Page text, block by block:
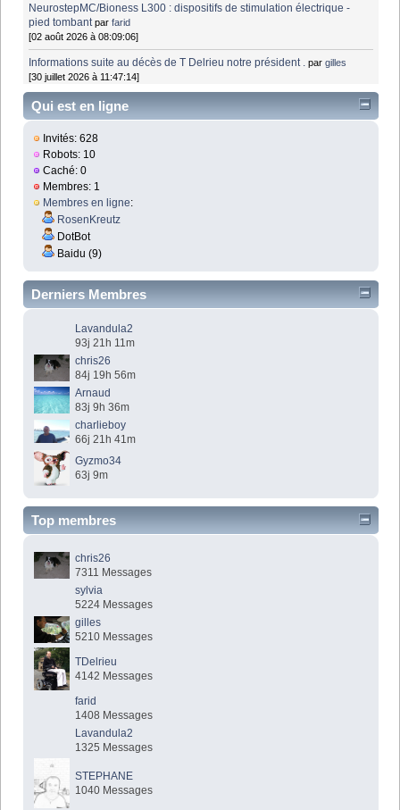
NeurostepMC/Bioness L300 : dispositifs de stimulation électrique -
pied tombant parfarid
[02 août 2026 à 08:09:06]
Informations suite au décès de T Delrieu notre président . pargilles
[30 juillet 2026 à 11:47:14]
Qui est en ligne
Invités: 628
Robots: 10
Caché: 0
Membres: 1
Membres en ligne:
RosenKreutz
DotBot
Baidu (9)
Derniers Membres
Lavandula2
93j 21h 11m
chris26
84j 19h 56m
Arnaud
83j 9h 36m
charlieboy
66j 21h 41m
Gyzmo34
63j 9m
Top membres
chris26
7311 Messages
sylvia
5224 Messages
gilles
5210 Messages
TDelrieu
4142 Messages
farid
1408 Messages
Lavandula2
1325 Messages
STEPHANE
1040 Messages